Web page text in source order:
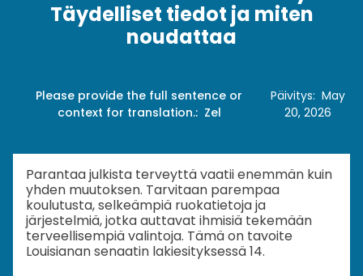
Täydelliset tiedot ja miten
noudattaa
Please provide the full sentence or
context for translation.: Zel
Päivitys: May
20, 2026
Parantaa julkista terveyttä vaatii enemmän kuin
yhden muutoksen. Tarvitaan parempaa
koulutusta, selkeämpiä ruokatietoja ja
järjestelmiä, jotka auttavat ihmisiä tekemään
terveellisempiä valintoja. Tämä on tavoite
Louisianan senaatin lakiesityksessä 14.